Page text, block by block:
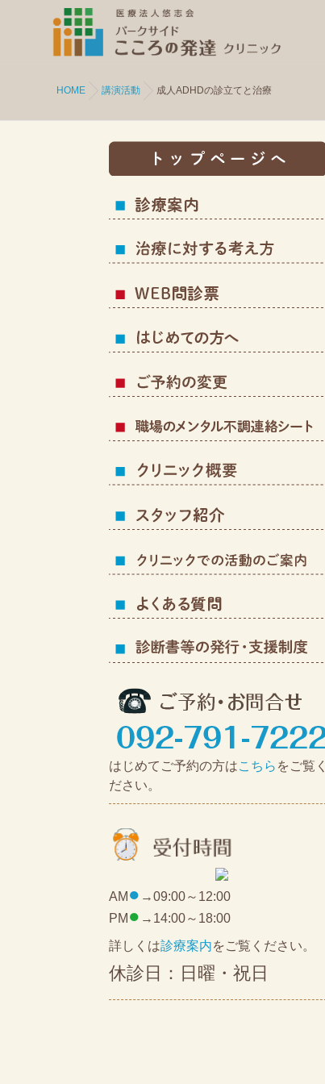
HOME 講演活動 成人ADHDの診立てと治療
はじめてご予約の方はこちら をご覧く
ださい。
AM ● →09:00～12:00
PM ● →14:00～18:00
詳しくは診療案内をご覧ください。
休診日：日曜・祝日